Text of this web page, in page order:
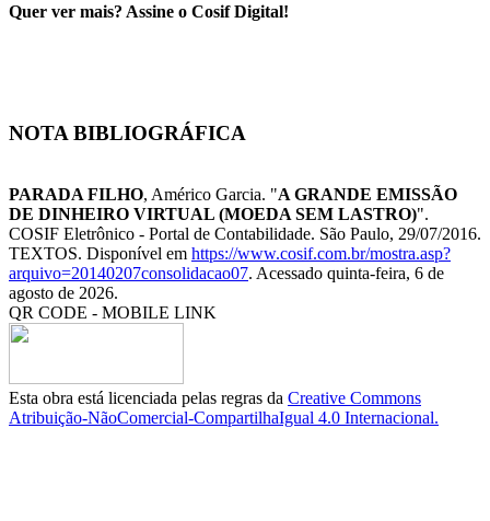
Quer ver mais? Assine o Cosif Digital!
NOTA BIBLIOGRÁFICA
PARADA FILHO, Américo Garcia. "A GRANDE EMISSÃO
DE DINHEIRO VIRTUAL (MOEDA SEM LASTRO)".
COSIF Eletrônico - Portal de Contabilidade. São Paulo, 29/07/2016.
TEXTOS. Disponível em https://www.cosif.com.br/mostra.asp?
arquivo=20140207consolidacao07. Acessado quinta-feira, 6 de
agosto de 2026.
QR CODE - MOBILE LINK
Esta obra está licenciada pelas regras da Creative Commons
Atribuição-NãoComercial-CompartilhaIgual 4.0 Internacional.